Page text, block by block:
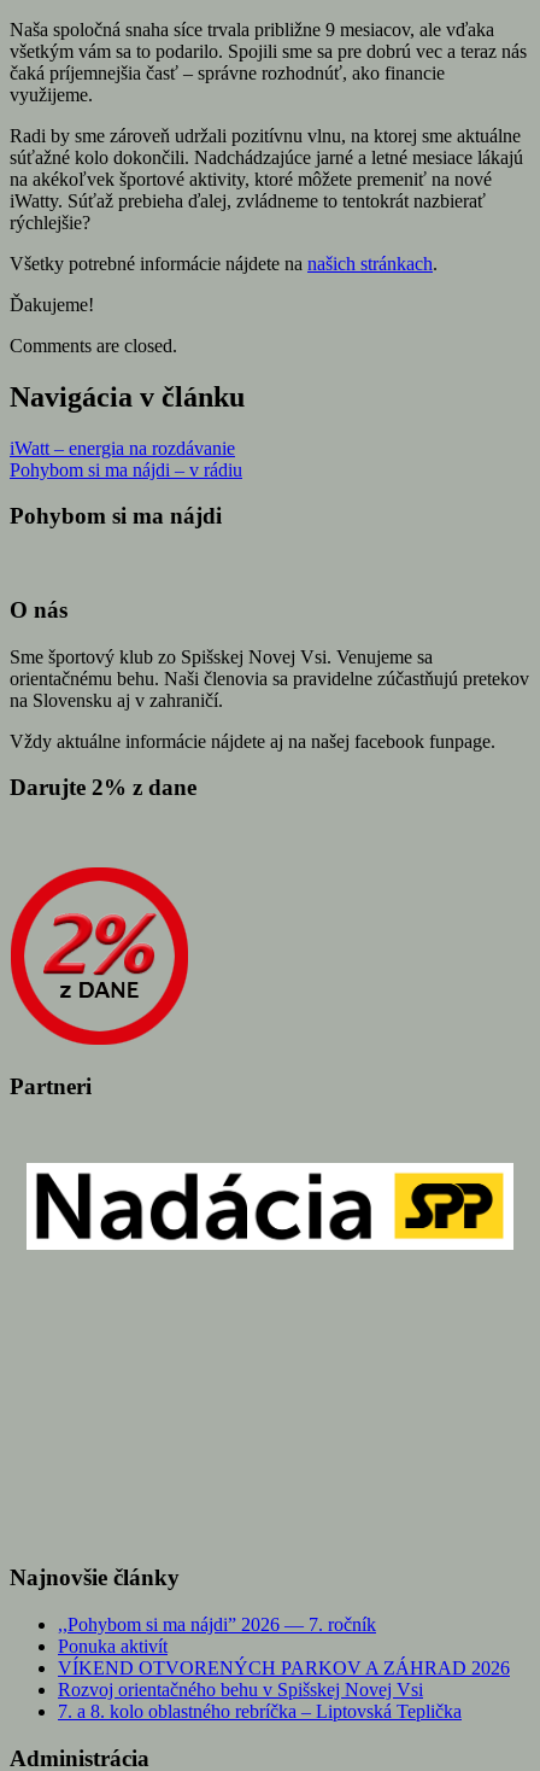
Naša spoločná snaha síce trvala približne 9 mesiacov, ale vďaka
všetkým vám sa to podarilo. Spojili sme sa pre dobrú vec a teraz nás
čaká príjemnejšia časť – správne rozhodnúť, ako financie
využijeme.
Radi by sme zároveň udržali pozitívnu vlnu, na ktorej sme aktuálne
súťažné kolo dokončili. Nadchádzajúce jarné a letné mesiace lákajú
na akékoľvek športové aktivity, ktoré môžete premeniť na nové
iWatty. Súťaž prebieha ďalej, zvládneme to tentokrát nazbierať
rýchlejšie?
Všetky potrebné informácie nájdete na našich stránkach.
Ďakujeme!
Comments are closed.
Navigácia v článku
iWatt – energia na rozdávanie
Pohybom si ma nájdi – v rádiu
Pohybom si ma nájdi
O nás
Sme športový klub zo Spišskej Novej Vsi. Venujeme sa
orientačnému behu. Naši členovia sa pravidelne zúčastňujú pretekov
na Slovensku aj v zahraničí.
Vždy aktuálne informácie nájdete aj na našej facebook funpage.
Darujte 2% z dane
Partneri
Najnovšie články
,,Pohybom si ma nájdi” 2026 — 7. ročník
Ponuka aktivít
VÍKEND OTVORENÝCH PARKOV A ZÁHRAD 2026
Rozvoj orientačného behu v Spišskej Novej Vsi
7. a 8. kolo oblastného rebríčka – Liptovská Teplička
Administrácia